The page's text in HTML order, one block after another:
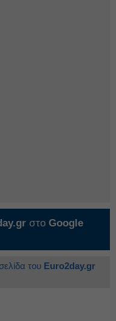
στο Google
του Euro2day.gr